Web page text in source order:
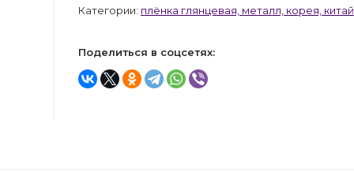
Категории: плёнка глянцевая, металл, корея, китай
Поделиться в соцсетях: